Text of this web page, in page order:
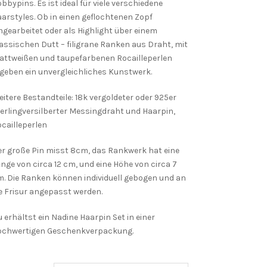
Es ist ideal für viele verschiedene
Ob in einen geflochtenen Zopf
oder als Highlight über einem
Dutt – filigrane Ranken aus Draht, mit
und taupefarbenen Rocailleperlen
ein unvergleichliches Kunstwerk.
Bestandteile: 18k vergoldeter oder 925er
Messingdraht und Haarpin,
große Pin misst 8cm, das Rankwerk hat eine
von circa 12 cm, und eine Höhe von circa 7
Die Ranken können individuell gebogen und an
Frisur angepasst werden.
erhältst ein Nadine Haarpin Set in einer
Geschenkverpackung.